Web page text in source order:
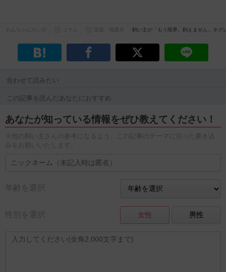
里親・保護犬 飼い主が「もう限界、飼えません」ネグ
合わせて読みたい
この記事を読んだあなたにおすすめ
あなたが知っている情報をぜひ教えてください！
※他の飼い主さんの参考になるよう、この記事のテーマに沿った書き込
みをお願いいたします。
年齢を選択
性別を選択 女性 男性